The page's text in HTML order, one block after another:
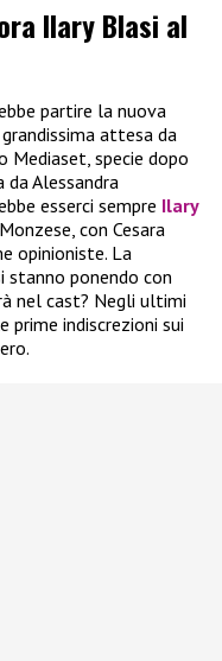
Ilary Blasi al
partire la nuova
attesa da
specie dopo
Alessandra
esserci sempre Ilary
con Cesara
opinioniste. La
ponendo con
nel cast? Negli ultimi
prime indiscrezioni sui